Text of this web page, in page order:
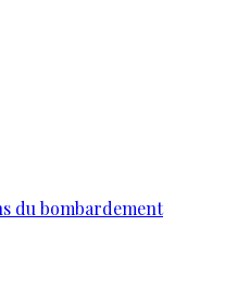
du bombardement